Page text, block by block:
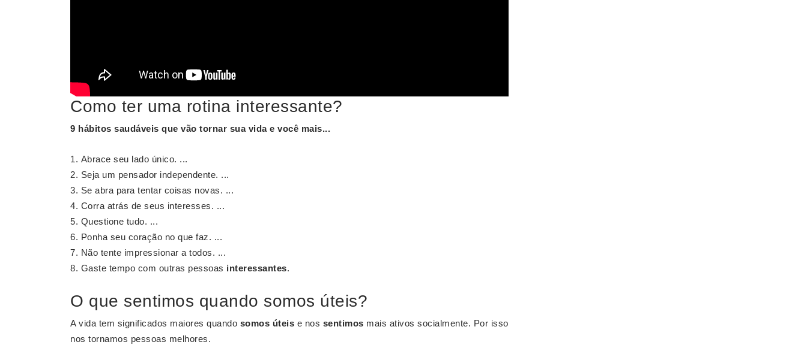
Como ter uma rotina interessante?
9 hábitos saudáveis que vão tornar sua vida e você mais...
Abrace seu lado único. ...
Seja um pensador independente. ...
Se abra para tentar coisas novas. ...
Corra atrás de seus interesses. ...
Questione tudo. ...
Ponha seu coração no que faz. ...
Não tente impressionar a todos. ...
Gaste tempo com outras pessoas interessantes.
O que sentimos quando somos úteis?
A vida tem significados maiores quando somos úteis e nos sentimos mais ativos socialmente. Por isso
nos tornamos pessoas melhores.